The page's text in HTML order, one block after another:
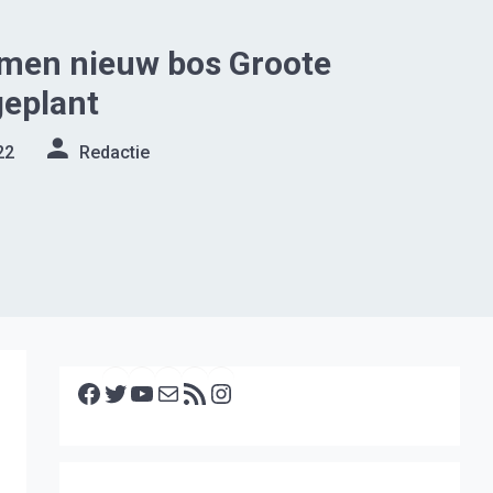
nieuw bos Groote
Redactie
Facebook Twitter YouTube E-mail RSS feed